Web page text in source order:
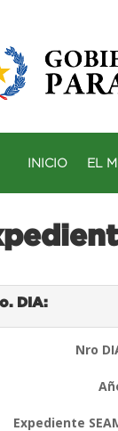
INICIO EL
DIA:
Nro
Expediente